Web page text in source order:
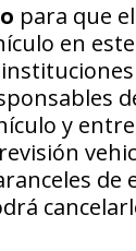
para que
en
y
de